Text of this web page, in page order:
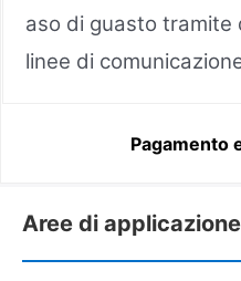
aso di guasto tramite
linee di
Pagamento
Aree di applicazione